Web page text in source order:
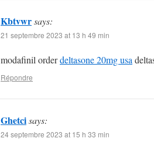
Kbtvwrsays:
21 septembre 2023 at 13 h 49 min
modafinil orderdeltasone 20mg usa
Répondre
Ghetcisays:
24 septembre 2023 at 15 h 33 min